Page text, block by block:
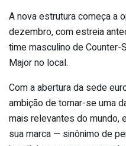
A nova estrutura começa a
dezembro, com estreia
time masculino de
Major no local.
Com a abertura da sede
ambição de tornar-se uma
mais relevantes do mundo,
sua marca — sinônimo de